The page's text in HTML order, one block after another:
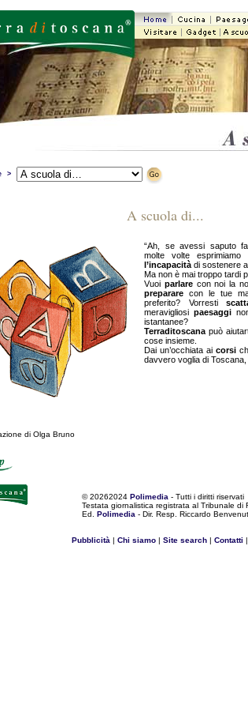
>
A scuola di...
“Ah, se avessi saputo
molte volte
l’incapacità di sostenere
Ma non è mai troppo tardi
Vuoi parlarecon noi la
preparare con le tue
preferito? Vorresti
meravigliosi paesaggi
istantanee?
Terraditoscana può
cose insieme.
Dai un’occhiata ai corsi
davvero voglia di Toscana,
di Olga Bruno
©20262024 Polimedia - Tutti i diritti riservati
Testata giornalistica registrata al Tribunale di
Ed. Polimedia - Dir. Resp. Riccardo
Pubblicità | Chi siamo | Site search | Contatti |